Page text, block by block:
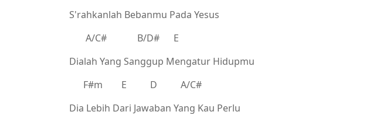
S'rahkanlah Bebanmu Pada Yesus
A/C# B/D# E
Dialah Yang Sanggup Mengatur Hidupmu
F#m E D A/C#
Dia Lebih Dari Jawaban Yang Kau Perlu